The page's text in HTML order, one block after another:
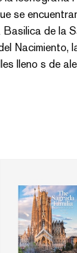
se
de la
Nacimiento,
lleno s de